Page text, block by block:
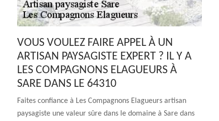
VOUS VOULEZ FAIRE APPEL À UN
ARTISAN PAYSAGISTE EXPERT ? IL Y A
LES COMPAGNONS ELAGUEURS À
SARE DANS LE 64310
Faites confiance à Les Compagnons Elagueurs artisan
paysagiste une valeur sûre dans le domaine à Sare dans